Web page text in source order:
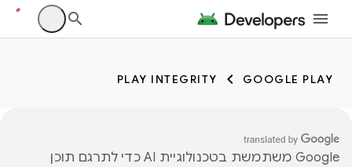
GOOGLE PLAY
PLAY INTEGRITY
‫Google משתמשת בטכנולוגיית AI כדי לתרגם תוכן